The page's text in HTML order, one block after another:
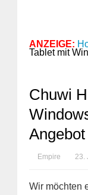
ANZEIGE:
Tablet mit
Chuwi
Angebot
Empire 23.
Wir möchten